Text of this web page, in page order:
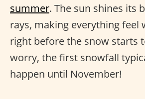
summer. The sun shines its
rays, making everything feel
right before the snow starts
worry, the first snowfall
happen until November!